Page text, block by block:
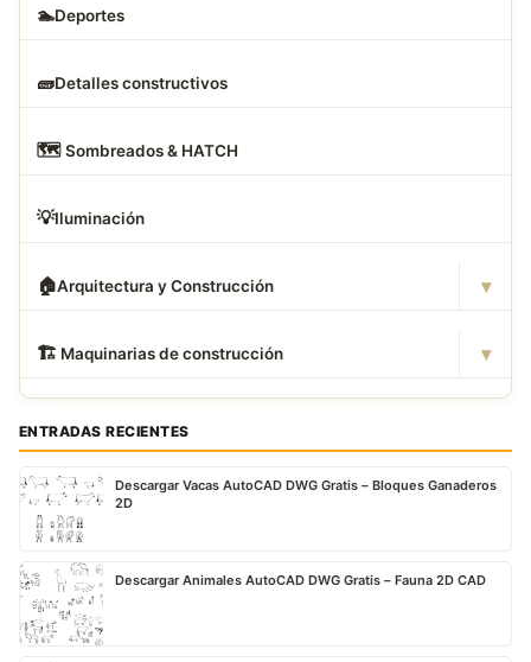
🏊Deportes
🧱Detalles constructivos
🗺️ Sombreados & HATCH
💡Iluminación
🏠Arquitectura y Construcción ▾
🏗 ️ Maquinarias de construcción ▾
ENTRADAS RECIENTES
Descargar Vacas AutoCAD DWG Gratis – Bloques Ganaderos
2D
Descargar Animales AutoCAD DWG Gratis – Fauna 2D CAD